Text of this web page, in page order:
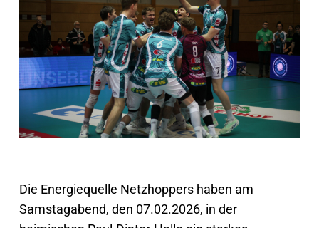
Die Energiequelle Netzhoppers haben am
Samstagabend, den 07.02.2026, in der